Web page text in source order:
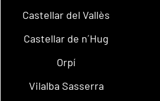
Castellar del Vallès
Castellar de n´Hug
Orpí
Vilalba Sasserra